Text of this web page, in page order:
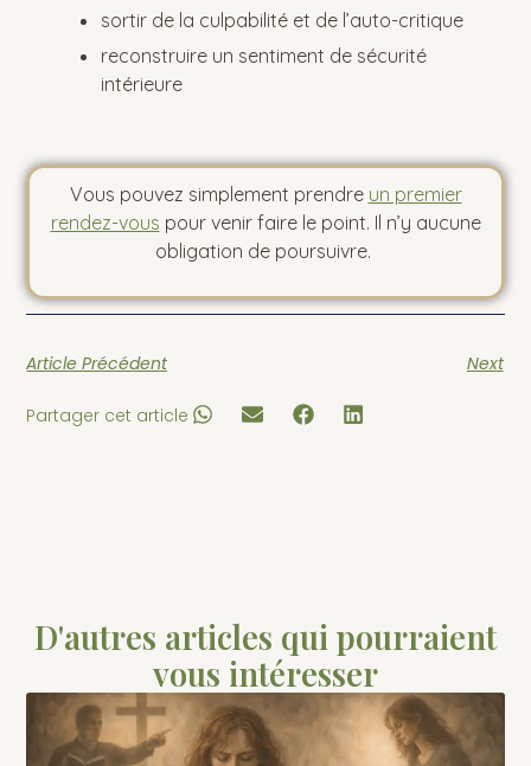
sortir de la culpabilité et de l’auto-critique
reconstruire un sentiment de sécurité
intérieure
Vous pouvez simplement prendre un premier
rendez-vous pour venir faire le point. Il n’y aucune
obligation de poursuivre.
Article Précédent Next
Partager cet article
D'autres articles qui pourraient
vous intéresser